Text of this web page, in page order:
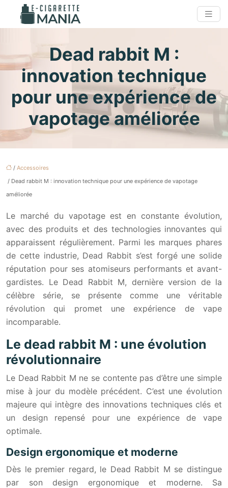
Dead rabbit M :
innovation technique
pour une expérience de
vapotage améliorée
/ Accessoires
/ Dead rabbit M : innovation technique pour une expérience de vapotage
améliorée
Le marché du vapotage est en constante évolution,
avec des produits et des technologies innovantes qui
apparaissent régulièrement. Parmi les marques phares
de cette industrie, Dead Rabbit s’est forgé une solide
réputation pour ses atomiseurs performants et avant-
gardistes. Le Dead Rabbit M, dernière version de la
célèbre série, se présente comme une véritable
révolution qui promet une expérience de vape
incomparable.
Le dead rabbit M : une évolution
révolutionnaire
Le Dead Rabbit M ne se contente pas d’être une simple
mise à jour du modèle précédent. C’est une évolution
majeure qui intègre des innovations techniques clés et
un design repensé pour une expérience de vape
optimale.
Design ergonomique et moderne
Dès le premier regard, le Dead Rabbit M se distingue
par son design ergonomique et moderne. Sa